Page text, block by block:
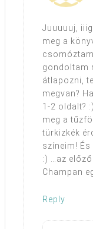
Juuuuuj,
meg a
gondoltam
átlapozni,
megvan?
1-2 oldalt?
meg a
türkizkék
színeim!
:) …az
Champan
Reply